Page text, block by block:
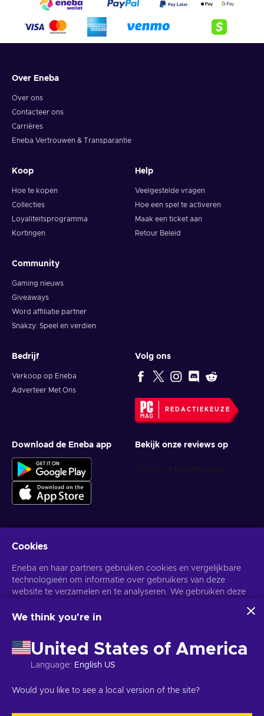
Over Eneba
Over ons
Contacteer ons
Carrières
Eneba Vertrouwen & Transparantie
Koop
Hoe te kopen
Collecties
Loyaliteitsprogramma
Kortingen
Help
Veelgestelde vragen
Hoe een spel te activeren
Maak een ticket aan
Retour Beleid
Community
Gaming nieuws
Giveaways
Word affiliatie partner
Snakzy: Speel en verdien
Bedrijf
Verkoop op Eneba
Adverteer Met Ons
Volg ons
REDACTIEKEUZE
Download de Eneba app Bekijk onze reviews op
Krijg gepersonaliseerde gameaanbiedingen
Abonneer
U kunt zich op elk gewenst moment afmelden. Bezoek dePrivacy
Copyright © 2026 Eneba. Alle rechten voorbehouden. JSC "Helis
Cookies
Eneba en haar partners gebruiken cookies en vergelijkbare
technologieën om informatie over gebruikers van deze
website te verzamelen en te analyseren. We gebruiken deze
de site te verbeteren. Uw persoonlijke gegevens kunnen ook
Door op 'Alles accepteren' te klikken, geef je toestemming
voor het gebruik van deze technologieën door Eneba en haar
partners. U kunt uw toestemming aanpassen door op
Voor meer informatie over hoe Google uw gegevens
We think you're in
United States of America
Language: English US
Would you like to see a local version of the site?